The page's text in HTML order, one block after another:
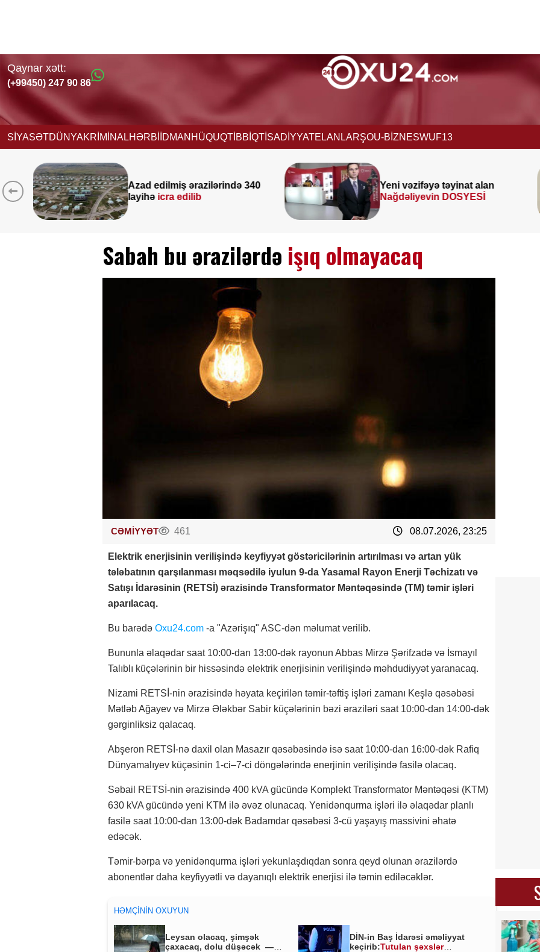
Qaynar xətt:
(+99450) 247 90 86
SİYASƏTDÜNYAKRİMİNAL HƏRBİİDMANHÜQUQTİBBİQTİSADİYYATELANLARŞOU-BİZNESWUF13
Azad edilmiş ərazilərində 340
layihə icra edilib
Yeni vəzifəyə təyinat alan
Nağdəliyevin DOSYESİ
Sabah bu ərazilərdə işıq olmayacaq
CƏMİYYƏT 461 08.07.2026, 23:25
Elektrik enerjisinin verilişində keyfiyyət göstəricilərinin artırılması və artan yük
tələbatının qarşılanması məqsədilə iyulun 9-da Yasamal Rayon Enerji Təchizatı və
Satışı İdarəsinin (RETSİ) ərazisində Transformator Məntəqəsində (TM) təmir işləri
aparılacaq.
Bu barədəOxu24.com -a "Azərişıq" ASC-dən məlumat verilib.
Bununla əlaqədar saat 10:00-dan 13:00-dək rayonun Abbas Mirzə Şərifzadə və İsmayıl
Talıblı küçələrinin bir hissəsində elektrik enerjisinin verilişində məhdudiyyət yaranacaq.
Nizami RETSİ-nin ərazisində həyata keçirilən təmir-təftiş işləri zamanı Keşlə qəsəbəsi
Mətləb Ağayev və Mirzə Ələkbər Sabir küçələrinin bəzi əraziləri saat 10:00-dan 14:00-dək
gərginliksiz qalacaq.
Abşeron RETSİ-nə daxil olan Masazır qəsəbəsində isə saat 10:00-dan 16:00-dək Rafiq
Dünyamalıyev küçəsinin 1-ci–7-ci döngələrində enerjinin verilişində fasilə olacaq.
Səbail RETSİ-nin ərazisində 400 kVA gücündə Komplekt Transformator Məntəqəsi (KTM)
630 kVA gücündə yeni KTM ilə əvəz olunacaq. Yenidənqurma işləri ilə əlaqədar planlı
fasilə saat 10:00-dan 13:00-dək Badamdar qəsəbəsi 3-cü yaşayış massivini əhatə
edəcək.
Təmir-bərpa və yenidənqurma işləri yekunlaşdıqdan sonra qeyd olunan ərazilərdə
abonentlər daha keyfiyyətli və dayanıqlı elektrik enerjisi ilə təmin ediləcəklər.
HƏMÇININ OXUYUN
Leysan olacaq, şimşək
çaxacaq, dolu düşəcək —
DİN-in Baş İdarəsi əməliyyat
keçirib:Tutulan şəxslər